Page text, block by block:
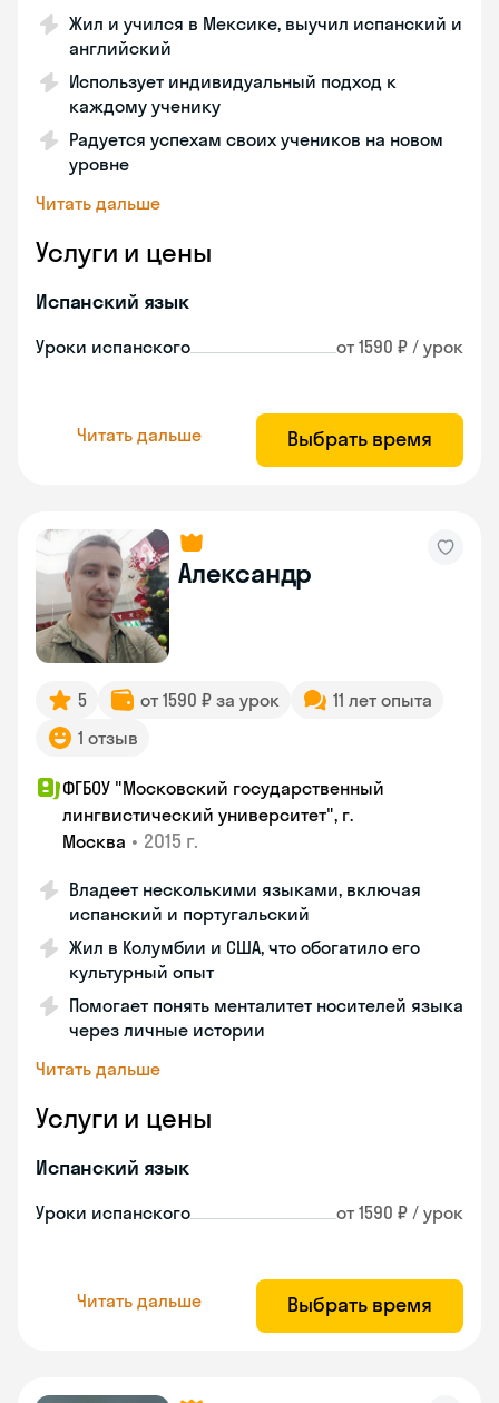
Жил и учился в Мексике, выучил испанский и
английский
Использует индивидуальный подход к
каждому ученику
Радуется успехам своих учеников на новом
уровне
Читать дальше
Услуги и цены
Испанский язык
Уроки испанского от 1590 ₽ / урок
Читать дальше Выбрать время
Александр
5 от 1590 ₽ за урок
11 лет опыта
1 отзыв
ФГБОУ "Московский государственный
лингвистический университет", г.
Москва • 2015 г.
Владеет несколькими языками, включая
испанский и португальский
Жил в Колумбии и США, что обогатило его
культурный опыт
Помогает понять менталитет носителей языка
через личные истории
Читать дальше
Услуги и цены
Испанский язык
Уроки испанского от 1590 ₽ / урок
Читать дальше Выбрать время